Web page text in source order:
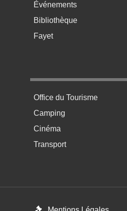
Événements
Bibliothèque
Fayet
Menu pratique bas de
Office du Tourisme
Camping
Cinéma
Transport